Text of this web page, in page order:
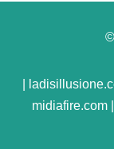
|
midiafire.com